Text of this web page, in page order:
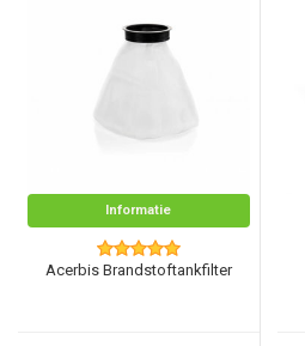
Informatie
Acerbis Brandstoftankfilter